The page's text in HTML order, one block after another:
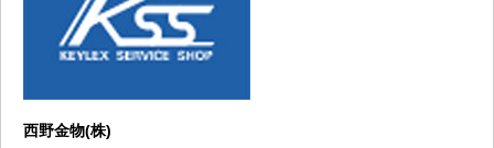
西野金物(株)